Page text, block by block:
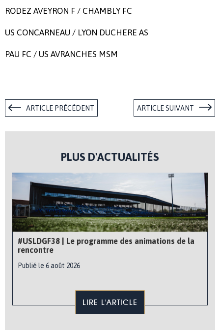
RODEZ AVEYRON F / CHAMBLY FC
US CONCARNEAU / LYON DUCHERE AS
PAU FC / US AVRANCHES MSM
ARTICLE PRÉCÉDENT ARTICLE SUIVANT
PLUS D'ACTUALITÉS
#USLDGF38 | Le programme des animations de la
rencontre
Publié le 6 août 2026
LIRE L'ARTICLE